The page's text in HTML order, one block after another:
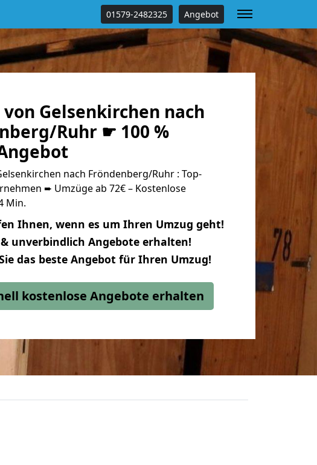
01579-2482325 Angebot
Gelsenkirchen nach
Ruhr ☛ 100 %
nach Fröndenberg/Ruhr : Top-
➨ Umzüge ab 72€ – Kostenlose
Min.
Ihnen, wenn es um Ihren Umzug geht!
unverbindlich Angebote erhalten!
das beste Angebot für Ihren Umzug!
kostenlose Angebote erhalten